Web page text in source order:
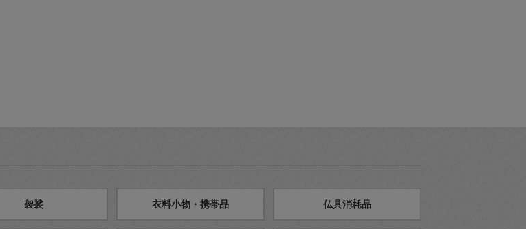
袈裟 衣料小物・携帯品 仏具消耗品